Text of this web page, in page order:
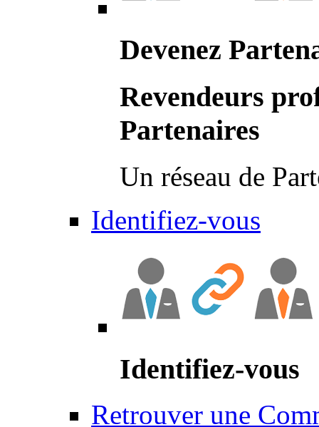
Devenez
Revendeurs
Partenaires
Un réseau de
Identifiez-vous
Identifiez-vous
Retrouver une